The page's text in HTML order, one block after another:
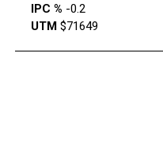
IPC % -0.2
UTM $71649